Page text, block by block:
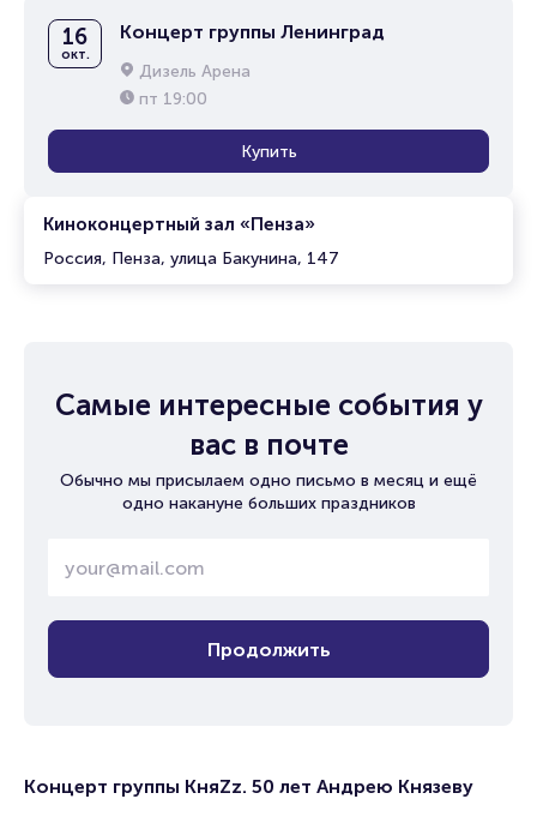
Киноконцертный зал «Пенза»
Россия, Пенза, улица Бакунина, 147
16
окт.
Концерт группы Ленинград
Дизель Арена
пт 19:00
Купить
Самые интересные события у
вас в почте
Обычно мы присылаем одно письмо в месяц и ещё
одно накануне больших праздников
Продолжить
Концерт группы КняZz. 50 лет Андрею Князеву